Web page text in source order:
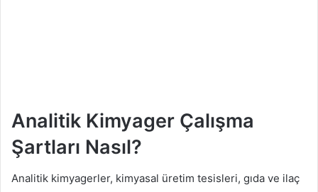
Analitik Kimyager Çalışma
Şartları Nasıl?
Analitik kimyagerler, kimyasal üretim tesisleri, gıda ve ilaç